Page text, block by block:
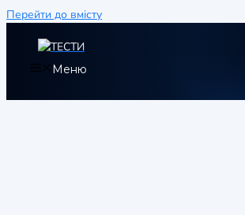
Перейти до вмісту
Меню